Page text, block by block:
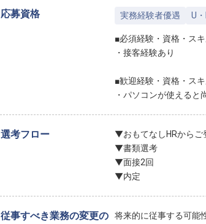
応募資格 実務経験者優遇 U
■必須経験・資格・ス
・接客経験あり
■歓迎経験・資格・ス
・パソコンが使えると
選考フロー
▼おもてなしHRからご
▼書類選考
▼面接2回
▼内定
従事すべき業務の変更の
将来的に従事する可能